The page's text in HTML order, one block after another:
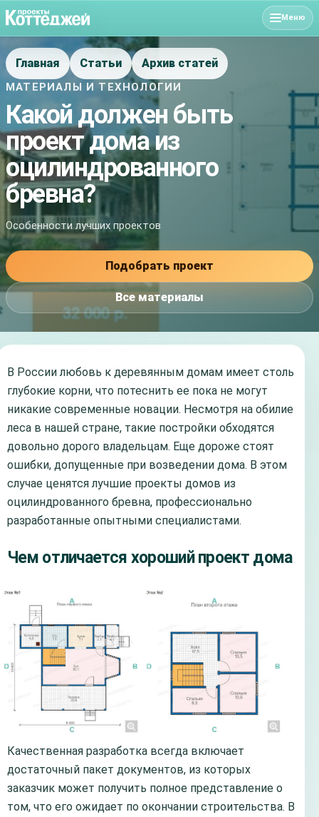
Меню
Главная Статьи Архив статей
МАТЕРИАЛЫ И ТЕХНОЛОГИИ
Какой должен быть
проект дома из
оцилиндрованного
бревна?
Особенности лучших проектов
Подобрать проект
Все материалы
В России любовь к деревянным домам имеет столь
глубокие корни, что потеснить ее пока не могут
никакие современные новации. Несмотря на обилие
леса в нашей стране, такие постройки обходятся
довольно дорого владельцам. Еще дороже стоят
ошибки, допущенные при возведении дома. В этом
случае ценятся лучшие проекты домов из
оцилиндрованного бревна, профессионально
разработанные опытными специалистами.
Чем отличается хороший проект дома
Качественная разработка всегда включает
достаточный пакет документов, из которых
заказчик может получить полное представление о
том, что его ожидает по окончании строительства. В